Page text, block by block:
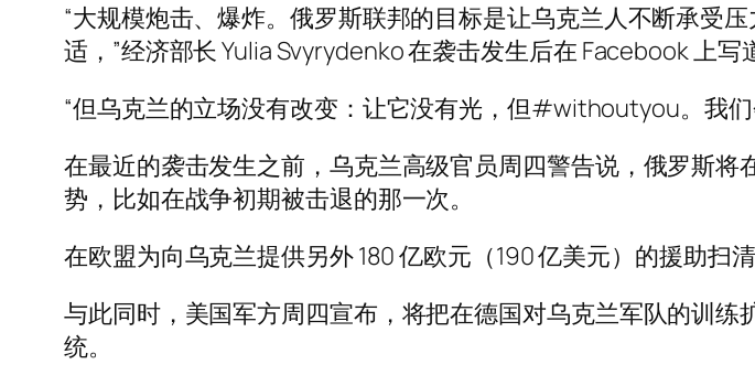
“大规模炮击、爆炸。俄罗斯联邦的目标是让乌克兰人不断承受
适，”经济部长 Yulia Svyrydenko 在袭击发生后在 Facebook 上写
“但乌克兰的立场没有改变：让它没有光，但#withoutyou。我
在最近的袭击发生之前，乌克兰高级官员周四警告说，俄罗斯
势，比如在战争初期被击退的那一次。
在欧盟为向乌克兰提供另外 180 亿欧元（190 亿美元）的援助扫
与此同时，美国军方周四宣布，将把在德国对乌克兰军队的训
统。